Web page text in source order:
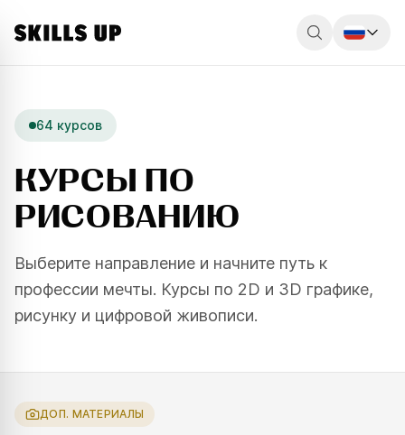
64 курсов
КУРСЫ ПО
РИСОВАНИЮ
Выберите направление и начните путь к
профессии мечты. Курсы по 2D и 3D графике,
рисунку и цифровой живописи.
ДОП. МАТЕРИАЛЫ